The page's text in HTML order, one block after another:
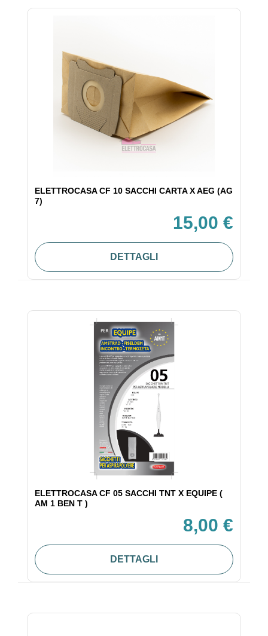
ELETTROCASA CF 10 SACCHI CARTA X AEG (AG
7)
15,00 €
DETTAGLI
ELETTROCASA CF 05 SACCHI TNT X EQUIPE (
AM 1 BEN T )
8,00 €
DETTAGLI